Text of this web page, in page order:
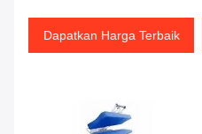
Dapatkan Harga Terbaik